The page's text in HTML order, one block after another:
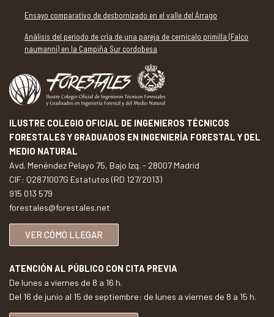
Ensayo comparativo de desbornizado en el valle del Árrago
Análisis del periodo de cría de una pareja de cernícalo primilla (Falco
naumanni) en la Campiña Sur cordobesa
ILUSTRE COLEGIO OFICIAL DE INGENIEROS TÉCNICOS
FORESTALES Y GRADUADOS EN INGENIERÍA FORESTAL Y DEL
MEDIO NATURAL
Avd. Menéndez Pelayo 75, Bajo Izq. - 28007 Madrid
CIF: Q2871007G Estatutos (RD 127/2013)
915 013 579
forestales@forestales.net
VER CÓMO LLEGAR
ATENCIÓN AL PÚBLICO CON CITA PREVIA
De lunes a viernes de 8 a 16 h.
Del 16 de junio al 15 de septiembre: de lunes a viernes de 8 a 15 h.